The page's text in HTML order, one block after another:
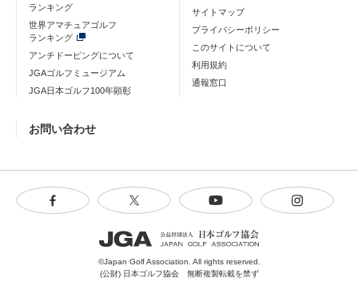
ランキング
世界アマチュアゴルフ
ランキング
アンチドーピングについて
JGAゴルフミュージアム
JGA日本ゴルフ100年顕彰
サイトマップ
プライバシーポリシー
このサイトについて
利用規約
通報窓口
お問い合わせ
©Japan Golf Association. All rights reserved.
(公財) 日本ゴルフ協会 無断複製転載を禁ず